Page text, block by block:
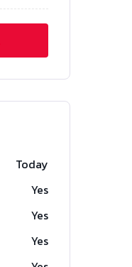
Today
Yes
Yes
Yes